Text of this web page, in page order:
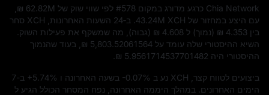
Chia Network כרגע מדורג במקום #578 לפי שווי שוק של ₪ 62.82M
עם היצע במחזור של 43.24M XCH
. ב‑24 השעות האחרונות, XCH סחר
בין ₪ 4.353 (נמוך) ל ₪ 4.608 (גבוה), מה שמשקף את פעילות השוק.
השיא ההיסטורי שלה עומד על ₪ 5,803.52061564 , בעוד שהנמוך
ההיסטורי היה ₪ 5.9561714537701482
ביצועים לטווח קצר, XCH נע ב -0.07% בשעה האחרונה ו +5.74%
ב-7
הימים האחרונים. במהלך היממה האחרונה, נפח המסחר הכולל הגיע ל